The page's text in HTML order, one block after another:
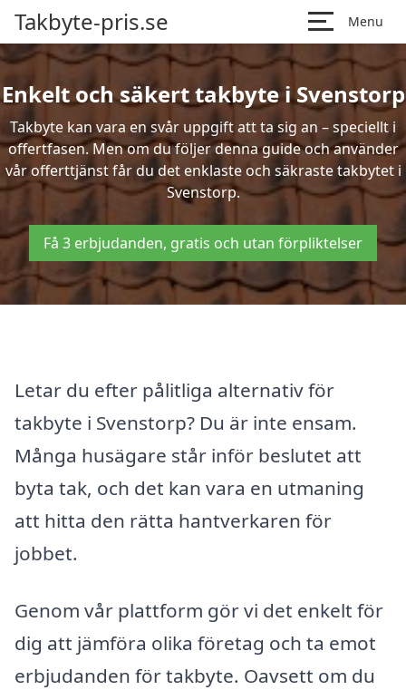
Takbyte-pris.se Menu
Enkelt och säkert takbyte i Svenstorp
Takbyte kan vara en svår uppgift att ta sig an – speciellt i
offertfasen. Men om du följer denna guide och använder
vår offerttjänst får du det enklaste och säkraste takbytet i
Svenstorp.
Få 3 erbjudanden, gratis och utan förpliktelser
Letar du efter pålitliga alternativ för
takbyte i Svenstorp? Du är inte ensam.
Många husägare står inför beslutet att
byta tak, och det kan vara en utmaning
att hitta den rätta hantverkaren för
jobbet.
Genom vår plattform gör vi det enkelt för
dig att jämföra olika företag och ta emot
erbjudanden för takbyte. Oavsett om du